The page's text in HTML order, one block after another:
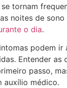
tornam
noites de sono
o dia.
podem ir
Entender as
passo,
auxílio médico.